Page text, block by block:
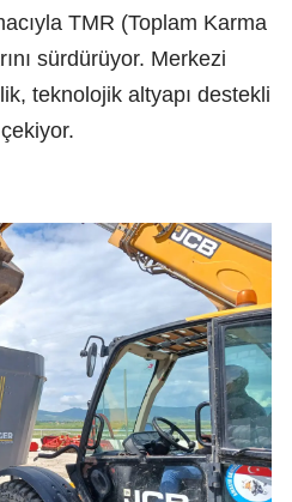
TMR (Toplam Karma
sürdürüyor. Merkezi
teknolojik altyapı destekli